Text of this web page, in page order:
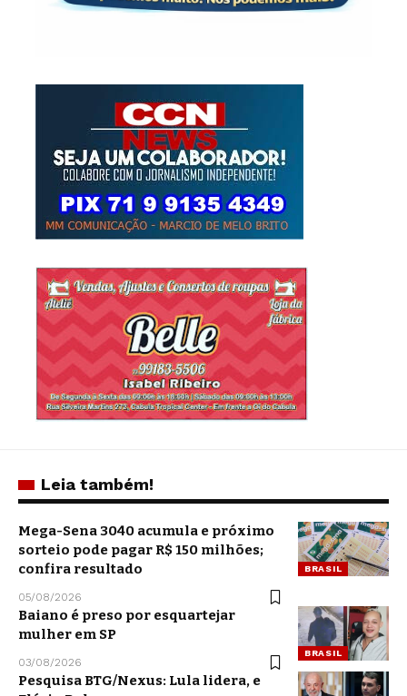
Leia também!
BRASIL
Mega-Sena 3040 acumula e próximo
sorteio pode pagar R$ 150 milhões;
confira resultado
05/08/2026
BRASIL
Baiano é preso por esquartejar
mulher em SP
03/08/2026
Pesquisa BTG/Nexus: Lula lidera, e